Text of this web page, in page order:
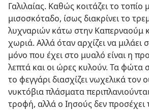
Γαλιλαίας. Καθώς κοιτάζει το τοπίο
μισοσκόταδο, ίσως διακρίνει το
λυχναριών κάτω στην Καπερναούμ
χωριά. Αλλά όταν αρχίζει να μιλάει
μόνο που έχει στο μυαλό είναι η
λεπτά και οι ώρες κυλούν. Τα φώτα
το φεγγάρι διασχίζει νωχελικά τον
νυκτόβια πλάσματα
τροφή, αλλά ο Ιησούς δεν προσέχει